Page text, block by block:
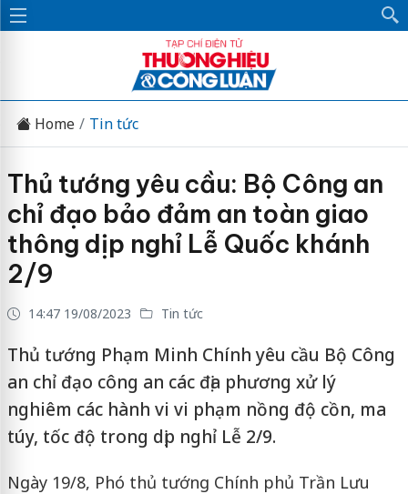
Home Tin tức
Thủ tướng yêu cầu: Bộ Công an
chỉ đạo bảo đảm an toàn giao
thông dịp nghỉ Lễ Quốc khánh
2/9
14:47 19/08/2023 Tin tức
Thủ tướng Phạm Minh Chính yêu cầu Bộ Công
an chỉ đạo công an các địa phương xử lý
nghiêm các hành vi vi phạm nồng độ cồn, ma
túy, tốc độ trong dịp nghỉ Lễ 2/9.
Ngày 19/8, Phó thủ tướng Chính phủ Trần Lưu